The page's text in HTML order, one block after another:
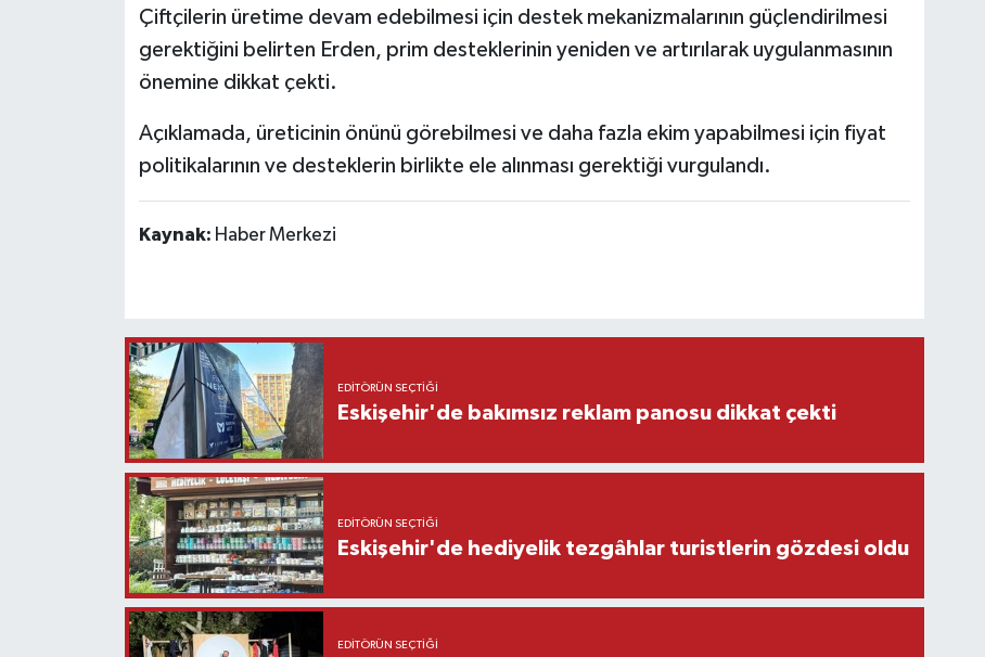
Çiftçilerin üretime devam edebilmesi için destek mekanizmalarının güçlendirilmesi
gerektiğini belirten Erden, prim desteklerinin yeniden ve artırılarak uygulanmasının
önemine dikkat çekti.
Açıklamada, üreticinin önünü görebilmesi ve daha fazla ekim yapabilmesi için fiyat
politikalarının ve desteklerin birlikte ele alınması gerektiği vurgulandı.
Kaynak: Haber Merkezi
EDITÖRÜN SEÇTIĞI
Eskişehir'de bakımsız reklam panosu dikkat çekti
EDITÖRÜN SEÇTIĞI
Eskişehir'de hediyelik tezgâhlar turistlerin gözdesi oldu
EDITÖRÜN SEÇTIĞI